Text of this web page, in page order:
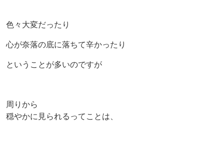
色々大変だったり
心が奈落の底に落ちて辛かったり
ということが多いのですが
周りから
穏やかに見られるってことは、